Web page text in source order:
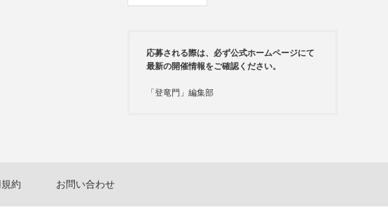
応募される際は、必ず公式ホームページにて
最新の開催情報をご確認ください。
「登竜門」編集部
約 お問い合わせ